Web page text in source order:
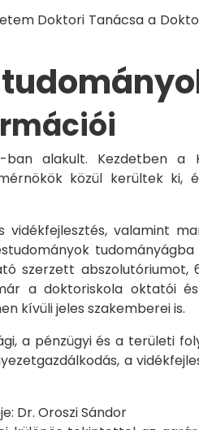
Doktori Tanácsa a
ban alakult. Kezdetben a
közül kerültek ki,
valamint
szerzett
a doktoriskola oktatói
kívüli jeles szakemberei is.
a pénzügyi és a területi
a
Dr. Oroszi Sándor